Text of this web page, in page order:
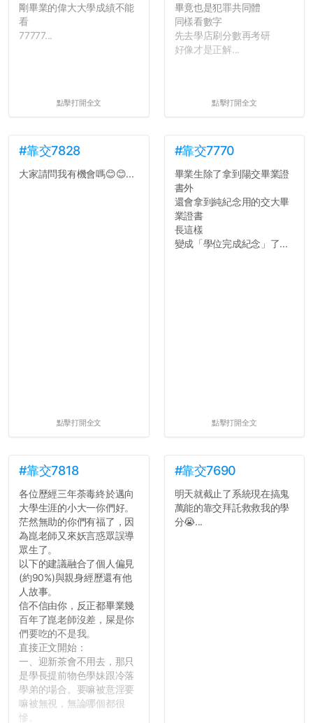
剛畢業的偉大大學成績不能
看
77777...
點擊打開全文
畢竟也是犯罪共同體
同樣看數字
先去學店刷分數再考研
好像才是正解...
點擊打開全文
#靠交7828
大家請問我有機會嗎😊😊...
點擊打開全文
#靠交7770
畢業生除了拿到陽交畢業證
書外
還會拿到純紀念用的交大畢
業證書
長這樣
變成「學位完成紀念」了...
點擊打開全文
#靠交7818
各位歷經三年荼毒終於邁向
大學生涯的小大一你們好。
茫然無助的你們有福了，因
為崑老師又來妖言惑眾誤導
眾生了。
以下的建議融合了個人偏見
(約90%)與親身經歷還有他
人故事。
信不信由你，反正都畢業幾
百年了崑老師沒差，屎是你
們要吃的不是我。
直接正文開始：
一、迎新茶會不用去，那只
是學長提前物色學妹跟冷落
學弟的場合。要嘛被意淫要
嘛被無視，無論哪個都很
慘。
#靠交7690
明天就截止了系統現在搞鬼
萬能的靠交拜託救救我的學
分😭...